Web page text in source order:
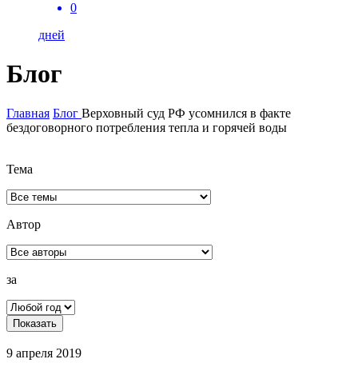
0
дней
Блог
Главная Блог Верховный суд РФ усомнился в факте
бездоговорного потребления тепла и горячей воды
Тема
Автор
за
Показать
9 апреля 2019